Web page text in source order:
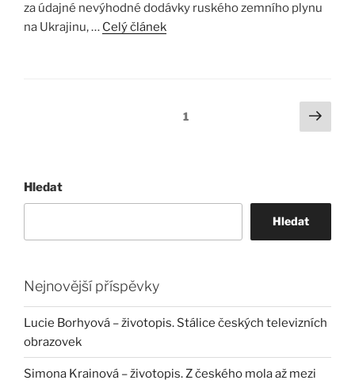
za údajné nevýhodné dodávky ruského zemního plynu
na Ukrajinu, … Celý článek
Stránka:1
Další
Hledat
Hledat
Nejnovější příspěvky
Lucie Borhyová – životopis. Stálice českých televizních
obrazovek
Simona Krainová – životopis. Z českého mola až mezi